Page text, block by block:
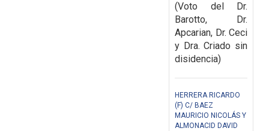
(Voto del Dr.
Barotto, Dr.
Apcarian, Dr. Ceci
y Dra. Criado sin
disidencia)
HERRERA RICARDO
(F) C/ BAEZ
MAURICIO NICOLÁS Y
ALMONACID DAVID